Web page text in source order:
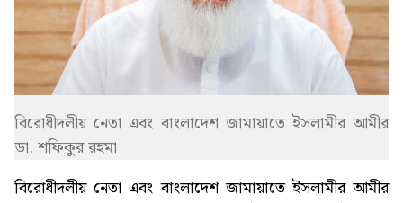
বিরোধীদলীয় নেতা এবং বাংলাদেশ জামায়াতে ইসলামীর আমীর
ডা. শফিকুর রহমা
বিরোধীদলীয় নেতা এবং বাংলাদেশ জামায়াতে ইসলামীর আমীর